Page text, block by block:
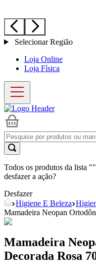
Selecionar Região
Loja Online
Loja Física
Todos os produtos da lista "
desfazer a ação?
Desfazer
Higiene E Beleza
Mamadeira Neopan
Mamadeira
Decorada Rosa